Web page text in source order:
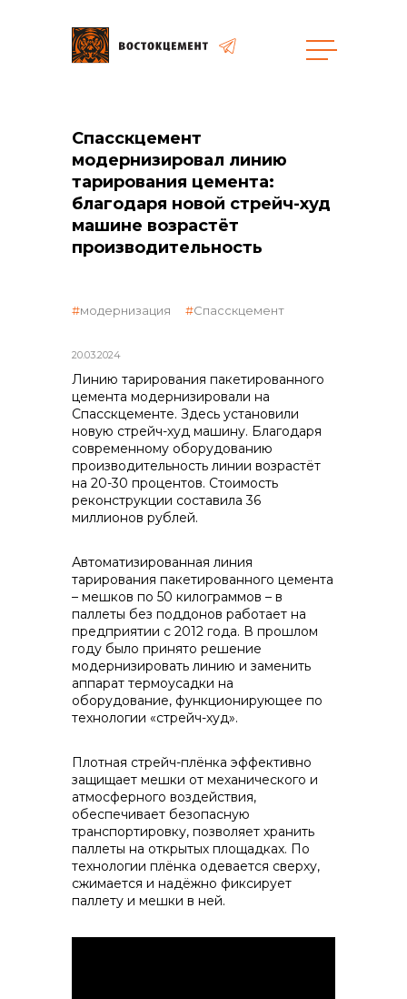
Закупки
общая информация
реализация неликвидов
контакты отдела закупок
Контакты
+7 (423) 234 50 50
info@vostokcement.ru
Спасскцемент
модернизировал линию
тарирования цемента:
благодаря новой стрейч-худ
машине возрастёт
производительность
20.03.2024
модернизация Спасскцемент
Линию тарирования пакетированного
цемента модернизировали на
Спасскцементе. Здесь установили
новую стрейч-худ машину. Благодаря
современному оборудованию
производительность линии возрастёт
на 20-30 процентов. Стоимость
реконструкции составила 36
миллионов рублей.
Автоматизированная линия
тарирования пакетированного цемента
– мешков по 50 килограммов – в
паллеты без поддонов работает на
предприятии с 2012 года. В прошлом
году было принято решение
модернизировать линию и заменить
аппарат термоусадки на
оборудование, функционирующее по
технологии «стрейч-худ».
Плотная стрейч-плёнка эффективно
защищает мешки от механического и
атмосферного воздействия,
обеспечивает безопасную
транспортировку, позволяет хранить
паллеты на открытых площадках. По
технологии плёнка одевается сверху,
сжимается и надёжно фиксирует
паллету и мешки в ней.